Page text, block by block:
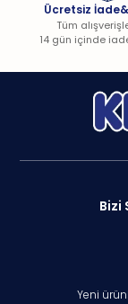
Ücretsiz
Tüm
14 gün içinde
Bizi
Yeni